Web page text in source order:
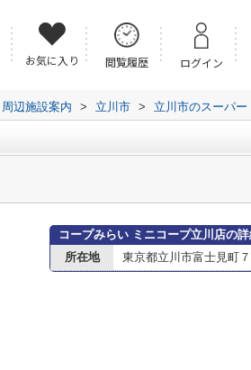
お気に入り 閲覧履歴 ログイン
周辺施設案内 > 立川市 > 立川市のスーパー
コープみらい ミニコープ立川店の
所在地
東京都立川市富士見町